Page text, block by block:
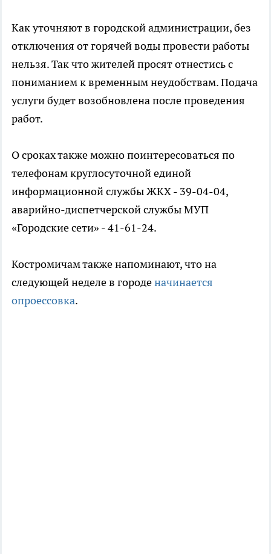
Как уточняют в городской администрации, без
отключения от горячей воды провести работы
нельзя. Так что жителей просят отнестись с
пониманием к временным неудобствам. Подача
услуги будет возобновлена после проведения
работ.
О сроках также можно поинтересоваться по
телефонам круглосуточной единой
информационной службы ЖКХ - 39-04-04,
аварийно-диспетчерской службы МУП
«Городские сети» - 41-61-24.
Костромичам также напоминают, что на
следующей неделе в городеначинается
опроессовка.